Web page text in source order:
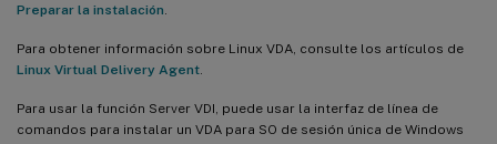
Preparar la instalación
Para obtener información sobre Linux VDA, consulte los artículos de
Linux Virtual Delivery Agent
Para usar la función Server VDI, puede usar la interfaz de línea de
comandos para instalar un VDA para SO de sesión única de Windows